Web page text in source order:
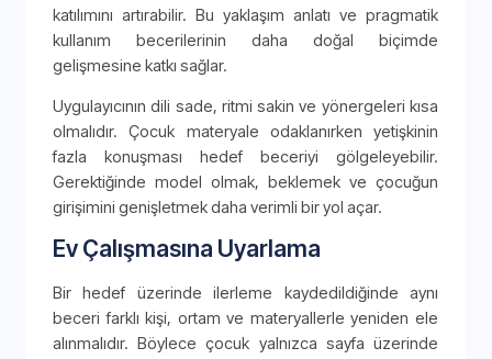
katılımını artırabilir. Bu yaklaşım anlatı ve pragmatik
kullanım becerilerinin daha doğal biçimde
gelişmesine katkı sağlar.
Uygulayıcının dili sade, ritmi sakin ve yönergeleri kısa
olmalıdır. Çocuk materyale odaklanırken yetişkinin
fazla konuşması hedef beceriyi gölgeleyebilir.
Gerektiğinde model olmak, beklemek ve çocuğun
girişimini genişletmek daha verimli bir yol açar.
Ev Çalışmasına Uyarlama
Bir hedef üzerinde ilerleme kaydedildiğinde aynı
beceri farklı kişi, ortam ve materyallerle yeniden ele
alınmalıdır. Böylece çocuk yalnızca sayfa üzerinde